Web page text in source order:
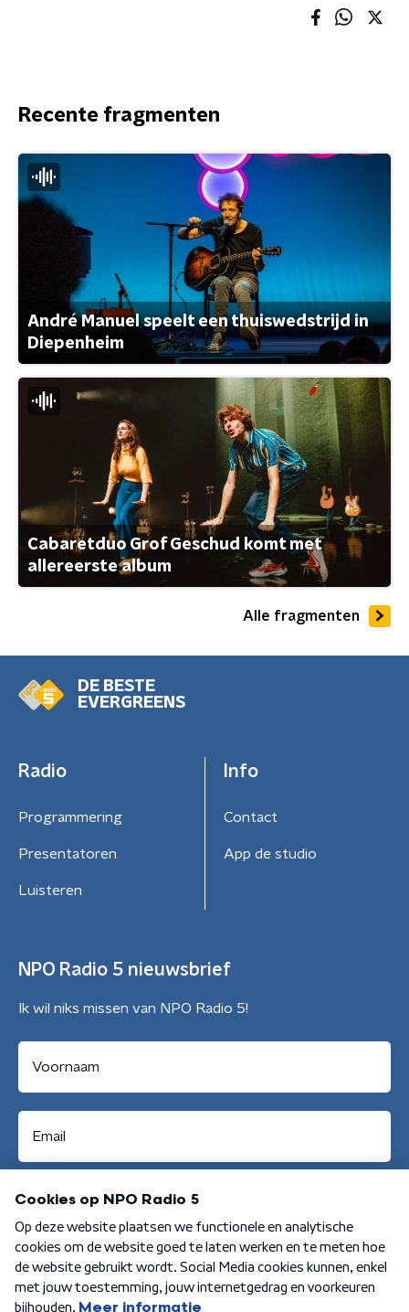
Recente fragmenten
André Manuel speelt een thuiswedstrijd in
Diepenheim
Cabaretduo Grof Geschud komt met
allereerste album
Alle fragmenten
DE BESTE
EVERGREENS
Radio
Programmering
Presentatoren
Luisteren
Info
Contact
App de studio
NPO Radio 5 nieuwsbrief
Ik wil niks missen van NPO Radio 5!
Aanmelden
Algemene voorwaarden